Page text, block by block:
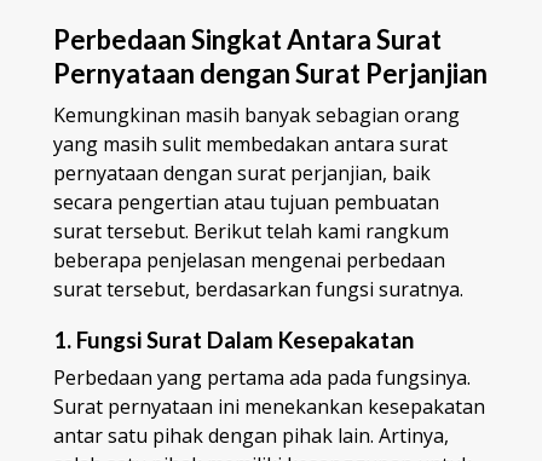
Perbedaan Singkat Antara Surat
Pernyataan dengan Surat Perjanjian
Kemungkinan masih banyak sebagian orang
yang masih sulit membedakan antara surat
pernyataan dengan surat perjanjian, baik
secara pengertian atau tujuan pembuatan
surat tersebut. Berikut telah kami rangkum
beberapa penjelasan mengenai perbedaan
surat tersebut, berdasarkan fungsi suratnya.
1. Fungsi Surat Dalam Kesepakatan
Perbedaan yang pertama ada pada fungsinya.
Surat pernyataan ini menekankan kesepakatan
antar satu pihak dengan pihak lain. Artinya,